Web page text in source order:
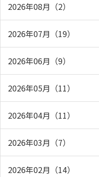
2026年08月（2）
2026年07月（19）
2026年06月（9）
2026年05月（11）
2026年04月（11）
2026年03月（7）
2026年02月（14）